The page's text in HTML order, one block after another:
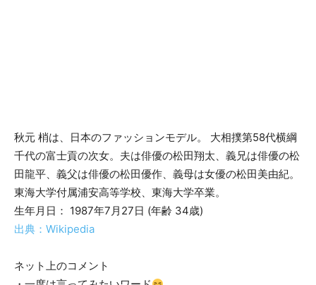
秋元 梢は、日本のファッションモデル。 大相撲第58代横綱
千代の富士貢の次女。夫は俳優の松田翔太、義兄は俳優の松
田龍平、義父は俳優の松田優作、義母は女優の松田美由紀。
東海大学付属浦安高等学校、東海大学卒業。
生年月日： 1987年7月27日 (年齢 34歳)
出典：Wikipedia
ネット上のコメント